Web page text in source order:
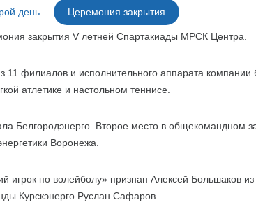
день Церемония закрытия
закрытия V летней Спартакиады МРСК Центра.
11 филиалов и исполнительного аппарата компании
атлетике и настольном теннисе.
Белгородэнерго. Второе место в общекомандном
Воронежа.
по волейболу» признан Алексей Большаков
Курскэнерго Руслан Сафаров.